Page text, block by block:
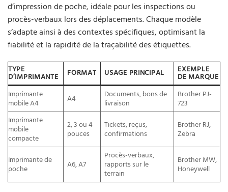
d’impression de poche, idéale pour les inspections ou
procès-verbaux lors des déplacements. Chaque modèle
s’adapte ainsi à des contextes spécifiques, optimisant la
fiabilité et la rapidité de la traçabilité des étiquettes.
TYPE
D’IMPRIMANTE FORMAT USAGE PRINCIPAL EXEMPLE
DE MARQUE
Imprimante
mobile A4
A4
Documents, bons de
livraison
Brother PJ-
723
Imprimante
mobile
compacte
2, 3 ou 4
pouces
Tickets, reçus,
confirmations
Brother RJ,
Zebra
Imprimante de
poche
A6, A7
Procès-verbaux,
rapports sur le
terrain
Brother MW,
Honeywell